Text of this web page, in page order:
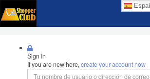
Sign In
If you are new here,create your account now